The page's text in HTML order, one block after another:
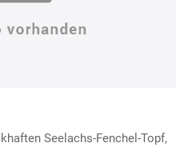
Seelachs-Fenchel-Topf,